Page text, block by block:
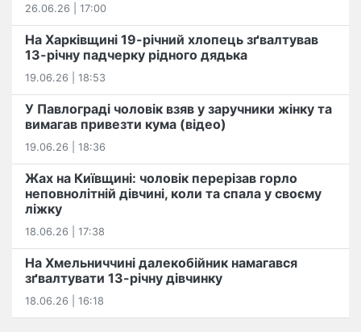
26.06.26 | 17:00
На Харківщині 19-річний хлопець​ ️зґвалтував
13-річну падчерку рідного дядька
19.06.26 | 18:53
У Павлограді чоловік взяв у заручники жінку та
вимагав привезти кума (відео)
19.06.26 | 18:36
Жах на Київщині: чоловік перерізав горло
неповнолітній дівчині, коли та спала у своєму
ліжку
18.06.26 | 17:38
На Хмельниччині далекобійник намагався
зґвалтувати 13-річну дівчинку
18.06.26 | 16:18